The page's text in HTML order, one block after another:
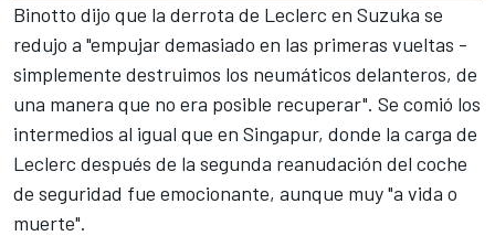
Binotto dijo que la derrota de Leclerc en Suzuka se
redujo a "empujar demasiado en las primeras vueltas -
simplemente destruimos los neumáticos delanteros, de
una manera que no era posible recuperar". Se comió los
intermedios al igual que en Singapur, donde la carga de
Leclerc después de la segunda reanudación del coche
de seguridad fue emocionante, aunque muy "a vida o
muerte".